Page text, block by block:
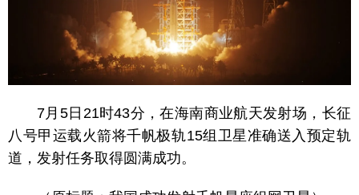
7月5日21时43分，在海南商业航天发射场，长征
八号甲运载火箭将千帆极轨15组卫星准确送入预定轨
道，发射任务取得圆满成功。